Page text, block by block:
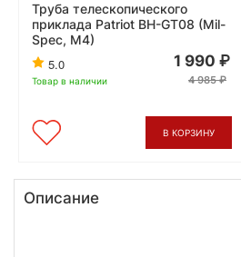
Труба телескопического
приклада Patriot BH-GT08 (Mil-
Spec, M4)
5.0
Товар в наличии
1 990
4 985
В КОРЗИНУ
Описание